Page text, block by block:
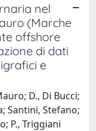
nel
(Marche
offshore
di dati
e
D., Di Bucci;
Santini, Stefano;
P., Triggiani